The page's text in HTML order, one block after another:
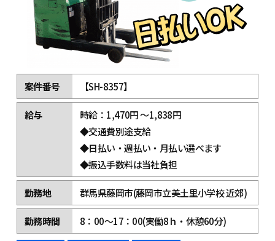
案件番号 【SH-8357】
給与
時給：1,470円 ～1,838円
◆交通費別途支給
◆日払い・週払い・月払い選べます
◆振込手数料は当社負担
勤務地 群馬県藤岡市(藤岡市立美土里小学校 近郊)
勤務時間 8：00～17：00(実働8ｈ・休憩60分)